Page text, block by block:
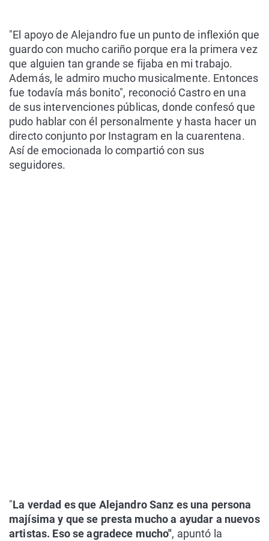
"El apoyo de Alejandro fue un punto de inflexión que
guardo con mucho cariño porque era la primera vez
que alguien tan grande se fijaba en mi trabajo.
Además, le admiro mucho musicalmente. Entonces
fue todavía más bonito", reconoció Castro en una
de sus intervenciones públicas, donde confesó que
pudo hablar con él personalmente y hasta hacer un
directo conjunto por Instagram en la cuarentena.
Así de emocionada lo compartió con sus
seguidores.
"La verdad es que Alejandro Sanz es una persona
majísima y que se presta mucho a ayudar a nuevos
artistas. Eso se agradece mucho", apuntó la